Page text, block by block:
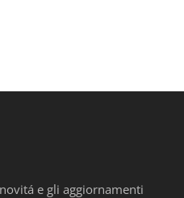
e gli aggiornamenti